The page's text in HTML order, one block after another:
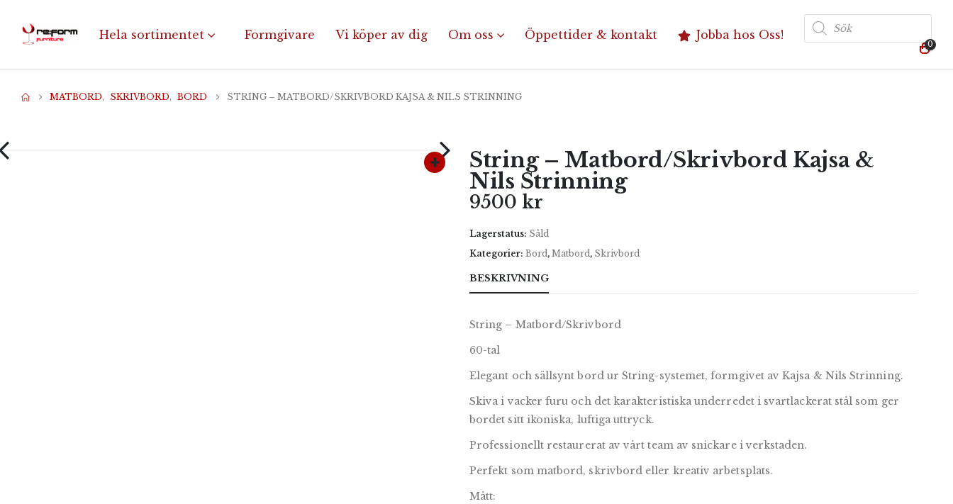
Hela sortimentet Formgivare Vi köper av dig Om oss Öppettider & kontakt Jobba hos Oss!
Produktsökning
0
MATBORD, SKRIVBORD, BORD STRING – MATBORD/SKRIVBORD KAJSA & NILS STRINNING
String – Matbord/Skrivbord Kajsa &
Nils Strinning
9500 kr
Lagerstatus: Såld
Kategorier: Bord, Matbord, Skrivbord
BESKRIVNING
String – Matbord/Skrivbord
60-tal
Elegant och sällsynt bord ur String-systemet, formgivet av Kajsa & Nils Strinning.
Skiva i vacker furu och det karakteristiska underredet i svartlackerat stål som ger
bordet sitt ikoniska, luftiga uttryck.
Professionellt restaurerat av vårt team av snickare i verkstaden.
Perfekt som matbord, skrivbord eller kreativ arbetsplats.
Mått: